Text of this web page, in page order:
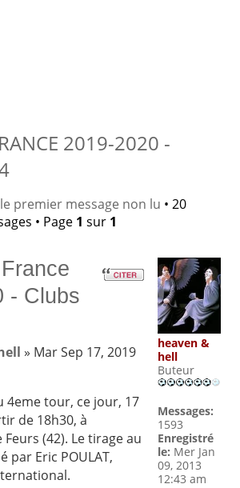
2019-2020 -
premier message non lu • 20
• Page 1 sur 1
- Clubs
» Mar Sep 17, 2019
4eme tour, ce jour, 17
de 18h30, à
(42). Le tirage au
par Eric POULAT,
heaven &
hell
Buteur
Messages:
1593
Enregistré
le: Mer Jan
09, 2013
12:43 am